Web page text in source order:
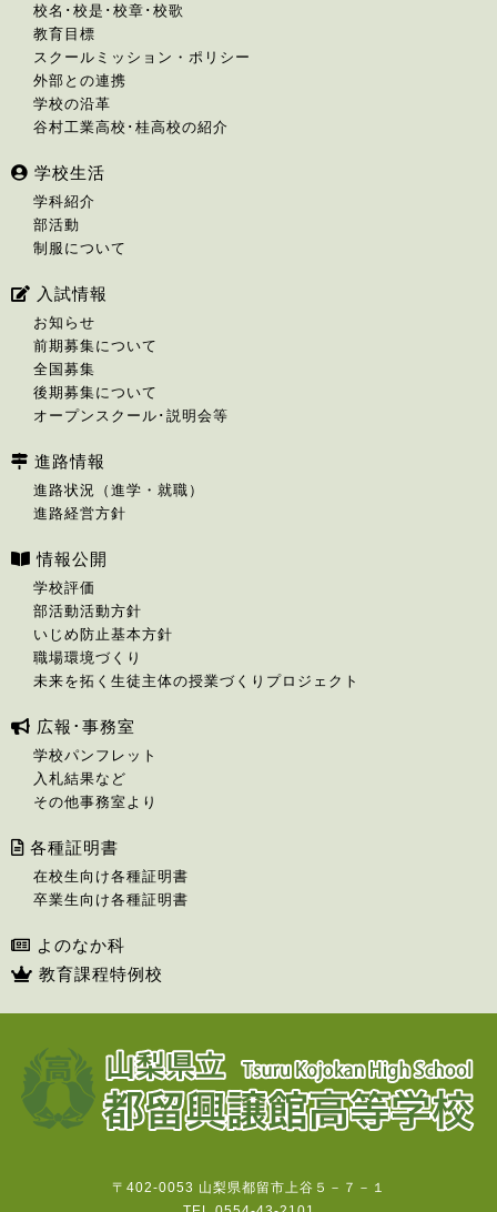
校名･校是･校章･校歌
教育目標
スクールミッション・ポリシー
外部との連携
学校の沿革
谷村工業高校･桂高校の紹介
学校生活
学科紹介
部活動
制服について
入試情報
お知らせ
前期募集について
全国募集
後期募集について
オープンスクール･説明会等
進路情報
進路状況（進学・就職）
進路経営方針
情報公開
学校評価
部活動活動方針
いじめ防止基本方針
職場環境づくり
未来を拓く生徒主体の授業づくりプロジェクト
広報･事務室
学校パンフレット
入札結果など
その他事務室より
各種証明書
在校生向け各種証明書
卒業生向け各種証明書
よのなか科
教育課程特例校
〒402-0053 山梨県都留市上谷５－７－１